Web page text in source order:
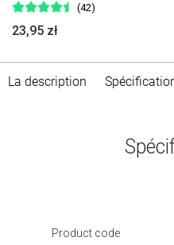
(42)
23,95 zł
La description
Product code